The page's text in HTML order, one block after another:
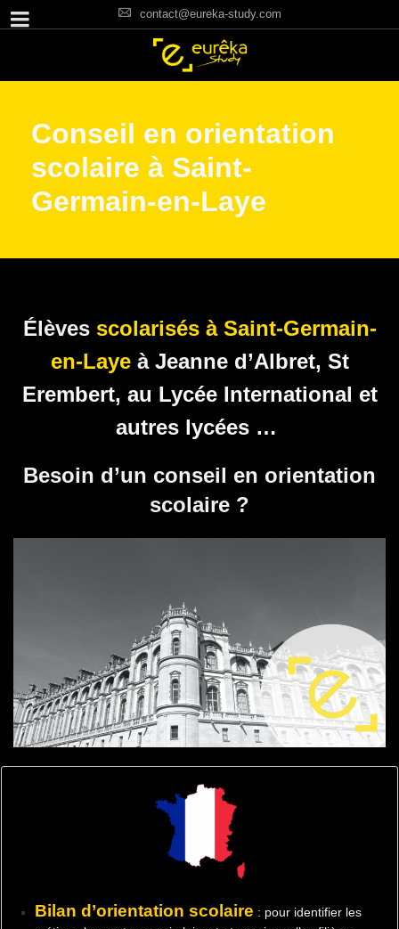
contact@eureka-study.com
Conseil en orientation
scolaire à Saint-
Germain-en-Laye
Élèves scolarisés à Saint-Germain-
en-Layeà Jeanne d’Albret, St
Erembert, au Lycée International et
autres lycées …
Besoin d’un conseil en orientation
scolaire ?
Bilan d’orientation scolaire : pour identifier les